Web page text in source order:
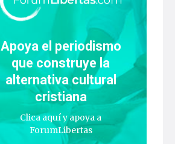
Apoya el periodismo
que construye la
alternativa cultural
cristiana
Clica aquí y apoya a
ForumLibertas